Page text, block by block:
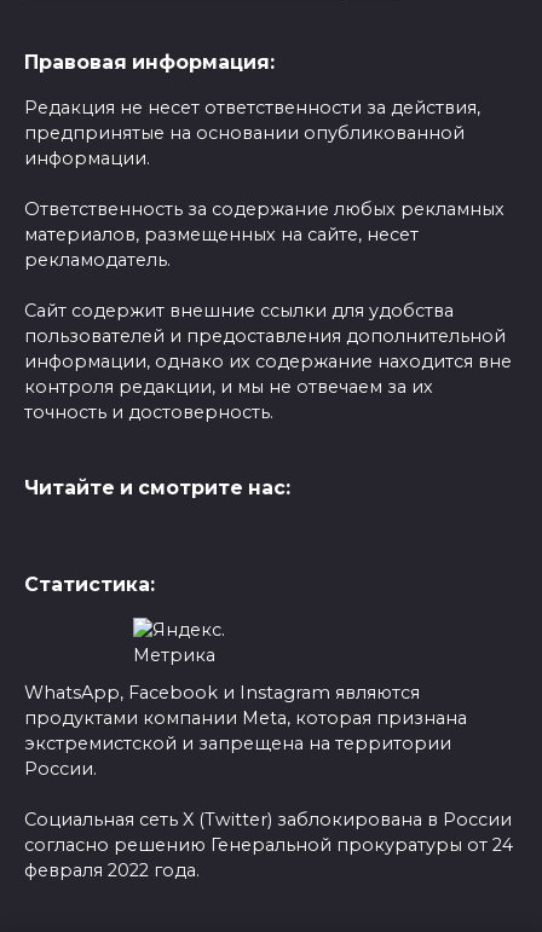
Правовая информация:
Редакция не несет ответственности за действия,
предпринятые на основании опубликованной
информации.
Ответственность за содержание любых рекламных
материалов, размещенных на сайте, несет
рекламодатель.
Сайт содержит внешние ссылки для удобства
пользователей и предоставления дополнительной
информации, однако их содержание находится вне
контроля редакции, и мы не отвечаем за их
точность и достоверность.
Читайте и смотрите нас:
Статистика:
WhatsApp, Facebook и Instagram являются
продуктами компании Meta, которая признана
экстремистской и запрещена на территории
России.
Социальная сеть X (Twitter) заблокирована в России
согласно решению Генеральной прокуратуры от 24
февраля 2022 года.